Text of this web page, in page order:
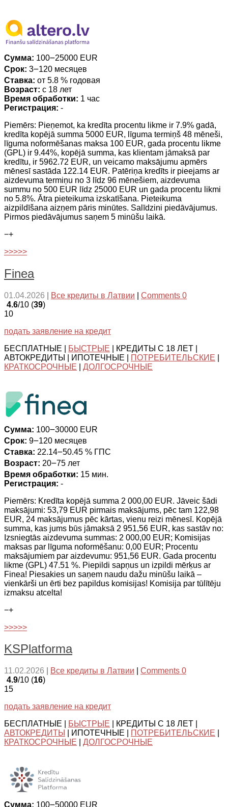
Сумма: 100౼25000 EUR
Срок: 3౼120 месяцев
Ставка: от 5.8 % годовая
Возраст: с 18 лет
Время обработки: 1 час
Регистрация: -
Piemērs: Pieņemot, ka kredīta procentu likme ir 7.9% gadā,
kredīta kopējā summa 5000 EUR, līguma termiņš 48 mēneši,
līguma noformēšanas maksa 100 EUR, gada procentu likme
(GPL) ir 9.44%, kopējā summa, kas klientam jāmaksā par
kredītu, ir 5962.72 EUR, un veicamo maksājumu apmērs
mēnesī sastāda 122.14 EUR. Patēriņa kredīts ir pieejams ar
aizdevuma termiņu no 3 līdz 96 mēnešiem, aizdevuma
summu no 500 EUR līdz 25000 EUR un gada procentu likmi
no 5.8%. Ātra pieteikuma izskatīšana. Pieteikuma
aizpildīšana aizņem pāris minūtes. Salīdzini piedāvājumus.
Pirmos piedāvājumus saņem 5 minūšu laikā.
−+
>>>>>
Finea
01.04.2026 Все кредиты в Латвии
Comments 0
4.6/10 (39)
10
подать заявление на кредит
БЕСПЛАТНЫЕ |
БЫСТРЫЕ | КРЕДИТЫ С 18 ЛЕТ |
АВТОКРЕДИТЫ | ИПОТЕЧНЫЕ |
ПОТРЕБИТЕЛЬСКИЕ
КРАТКОСРОЧНЫЕ
ДОЛГОСРОЧНЫЕ
Сумма: 100౼30000 EUR
Срок: 9౼120 месяцев
Ставка: 22.14౼50.45 % ГПС
Возраст: 20౼75 лет
Время обработки: 15 мин.
Регистрация: -
Piemērs: Kredīta kopējā summa 2 000,00 EUR. Jāveic šādi
maksājumi: 53,79 EUR pirmais maksājums, pēc tam 122,98
EUR, 24 maksājumus pēc kārtas, vienu reizi mēnesī. Kopējā
summa, kas jums būs jāmaksā 2 951,56 EUR, kas sastāv no:
Izsniegtās aizdevuma summas: 2 000,00 EUR; Komisijas
maksas par līguma noformēšanu: 0,00 EUR; Procentu
maksājumiem par aizdevumu: 951,56 EUR. Gada procentu
likme (GPL) 47.51 %. Piepildi sapņus un izpildi mērķus ar
Finea! Piesakies un saņem naudu dažu minūšu laikā –
vienkārši un ērti bez papildus komisijas! Komisija par tūlītēju
izmaksu atcelta!
−+
>>>>>
KSPlatforma
11.02.2026 Все кредиты в Латвии
Comments 0
4.9/10 (16)
15
подать заявление на кредит
БЕСПЛАТНЫЕ |
БЫСТРЫЕ | КРЕДИТЫ С 18 ЛЕТ |
АВТОКРЕДИТЫ
| ИПОТЕЧНЫЕ | ПОТРЕБИТЕЛЬСКИЕ
КРАТКОСРОЧНЫЕ
ДОЛГОСРОЧНЫЕ
Сумма: 100౼50000 EUR